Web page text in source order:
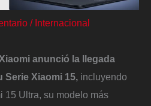
/ Internacional
Xiaomi anunció la llegada
Serie Xiaomi 15, incluyendo
15 Ultra, su modelo más